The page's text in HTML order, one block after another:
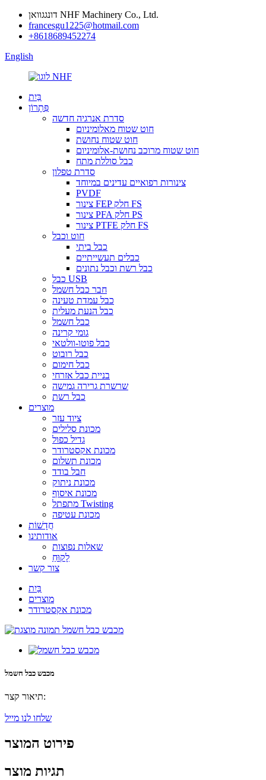
דונגגוואן NHF Machinery Co., Ltd.
francesgu1225@hotmail.com
+8618689452274
English
בַּיִת
פִּתָרוֹן
סדרת אנרגיה חדשה
חוט שטוח מאלומיניום
חוט שטוח נחושת
חוט שטוח מרוכב נחושת-אלומיניום
כבל סוללת מתח
סדרת טפלון
צינורות רפואיים עדינים במיוחד
PVDF
צינור FEP חלק FS
צינור PFA חלק PS
צינור PTFE חלק FS
חוט וכבל
כבל ביתי
כבלים תעשייתיים
כבל רשת וכבל נתונים
כבל USB
חבר כבל חשמל
כבל עמדת טעינה
כבל הנעת מעלית
כבל חשמל
גומי קרינה
כבל פוטו-וולטאי
כבל רובוט
כבל חימום
בניית כבל אזרחי
שרשרת גרירה גמישה
כבל רשת
מוצרים
ציוד עזר
מכונת סלילים
גדיל כפול
מכונת אקסטרודר
מכונת תשלום
חבל בודד
מכונת ניתוק
מכונת איסוף
מתפתל Twisting
מכונת עטיפה
חֲדָשׁוֹת
אודותינו
שאלות נפוצות
לָקוּחַ
צור קשר
בַּיִת
מוצרים
מכונת אקסטרודר
מכבש כבל חשמל
תיאור קצר:
שלחו לנו מייל
פירוט המוצר
תגיות מוצר